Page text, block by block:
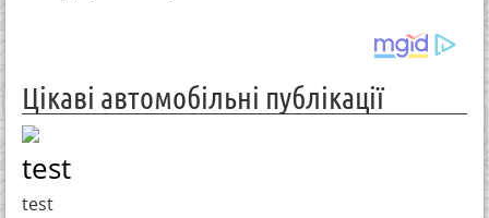
Цікаві автомобільні публікації
test
test